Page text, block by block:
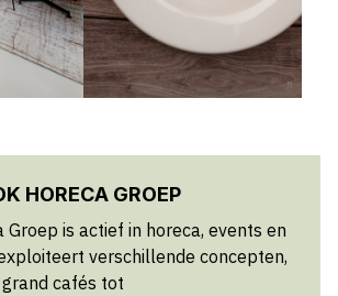
HORECA GROEP
Groep is actief in horeca, events en
verschillende concepten,
cafés tot